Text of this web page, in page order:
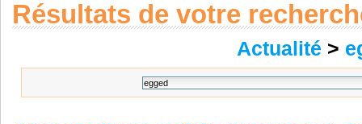
Résultats de votre
Actualité >